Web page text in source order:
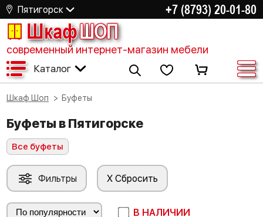
Пятигорск +7 (8793) 20-01-80
ШкафШОП
современный интернет-магазин мебели
Каталог
Шкаф Шоп Буфеты
Буфеты в Пятигорске
Все буфеты
Фильтры X Сбросить
В НАЛИЧИИ